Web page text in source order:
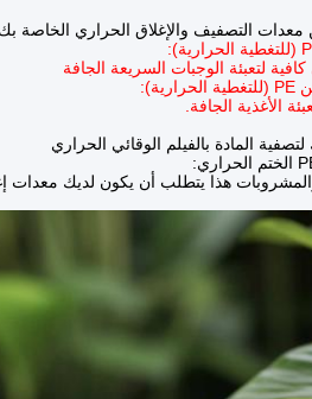
التصفيف والإغلاق الحراري الخاصة بك
لتعبئة الوجبات السريعة الجافة
المادة بالفيلم الوقائي الحراري
هذا يتطلب أن يكون لديك معدات